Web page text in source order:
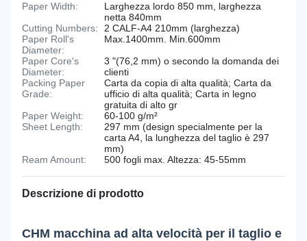
Paper Width:
Larghezza lordo 850 mm, larghezza
netta 840mm
Cutting Numbers:
2 CALF-A4 210mm (larghezza)
Paper Roll's
Diameter:
Max.1400mm. Min.600mm
Paper Core's
Diameter:
3 "(76,2 mm) o secondo la domanda dei
clienti
Packing Paper
Grade:
Carta da copia di alta qualità; Carta da
ufficio di alta qualità; Carta in legno
gratuita di alto gr
Paper Weight:
60-100 g/m²
Sheet Length:
297 mm (design specialmente per la
carta A4, la lunghezza del taglio è 297
mm)
Ream Amount:
500 fogli max. Altezza: 45-55mm
Descrizione di prodotto
CHM macchina ad alta velocità per il taglio e